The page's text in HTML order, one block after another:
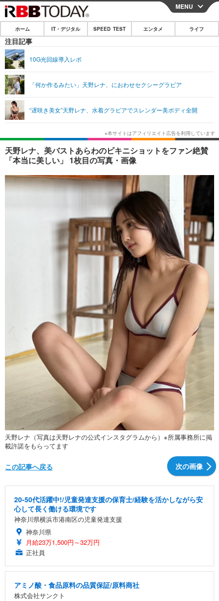
CLOSE
ホーム
IT・デジタル
ショッピング その他
SPEED TEST
エンタメ
エンタメTOP 映画・ドラマ
韓国・芸能
音楽 スポーツ
ショッピング その他
ライフ
ライフTOP グルメ
ペット ショッピング
その他
リリース一覧
プッシュ通知の停止方法
MENU
ホーム IT・デジタル SPEED TEST エンタメ ライフ
注目記事
10G光回線導入レポ
「何か作るみたい」天野レナ、におわせセクシーグラビア
“遅咲き美女”天野レナ、水着グラビアでスレンダー美ボディ全開
天野レナ、美バストあらわのビキニショットをファン絶賛
「本当に美しい」 1枚目の写真・画像
天野レナ（写真は天野レナの公式インスタグラムから）※所属事務所に掲
載許諾をもらってます
次の画像
この記事へ戻る
20-50代活躍中!/児童発達支援の保育士/経験を活かしながら安
心して長く働ける環境です
神奈川県横浜市港南区の児童発達支援
神奈川県
月給23万1,500円～32万円
正社員
アミノ酸・食品原料の品質保証/原料商社
株式会社サンクト